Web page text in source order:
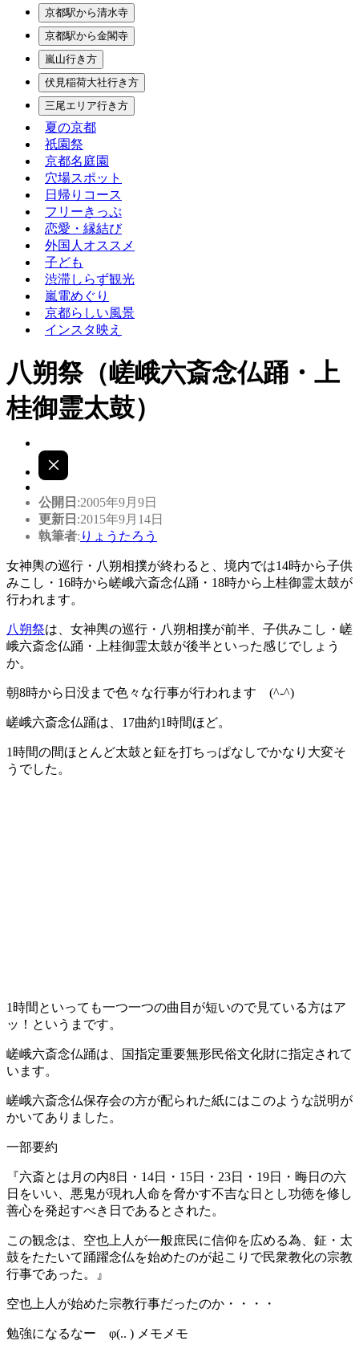
京都駅から清水寺
京都駅から金閣寺
嵐山行き方
伏見稲荷大社行き方
三尾エリア行き方
夏の京都
祇園祭
京都名庭園
穴場スポット
日帰りコース
フリーきっぷ
恋愛・縁結び
外国人オススメ
子ども
渋滞しらず観光
嵐電めぐり
京都らしい風景
インスタ映え
八朔祭（嵯峨六斎念仏踊・上
桂御霊太鼓）
公開日 :2005年9月9日
更新日 :2015年9月14日
執筆者: りょうたろう
女神輿の巡行・八朔相撲が終わると、境内では14時から子供
みこし・16時から嵯峨六斎念仏踊・18時から上桂御霊太鼓が
行われます。
八朔祭は、女神輿の巡行・八朔相撲が前半、子供みこし・嵯
峨六斎念仏踊・上桂御霊太鼓が後半といった感じでしょう
か。
朝8時から日没まで色々な行事が行われます (^-^)
嵯峨六斎念仏踊は、17曲約1時間ほど。
1時間の間ほとんど太鼓と鉦を打ちっぱなしでかなり大変そ
うでした。
1時間といっても一つ一つの曲目が短いので見ている方はア
ッ！というまです。
嵯峨六斎念仏踊は、国指定重要無形民俗文化財に指定されて
います。
嵯峨六斎念仏保存会の方が配られた紙にはこのような説明が
かいてありました。
一部要約
『六斎とは月の内8日・14日・15日・23日・19日・晦日の六
日をいい、悪鬼が現れ人命を脅かす不吉な日とし功徳を修し
善心を発起すべき日であるとされた。
この観念は、空也上人が一般庶民に信仰を広める為、鉦・太
鼓をたたいて踊躍念仏を始めたのが起こりで民衆教化の宗教
行事であった。』
空也上人が始めた宗教行事だったのか・・・・
勉強になるなー φ(.. ) メモメモ